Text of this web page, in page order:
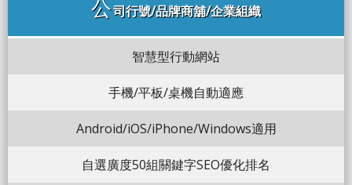
公司行號/品牌商舖/企業組織
智慧型行動網站
手機/平板/桌機自動適應
Android/iOS/iPhone/Windows適用
自選廣度50組關鍵字SEO優化排名